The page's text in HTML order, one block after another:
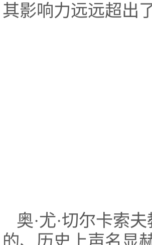
其影响力远远超出
奥·尤·切尔卡索
的、历史上声名显